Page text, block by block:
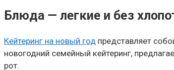
Блюда — легкие и без
Кейтеринг на новый год представляет
новогодний семейный кейтеринг,
рот.